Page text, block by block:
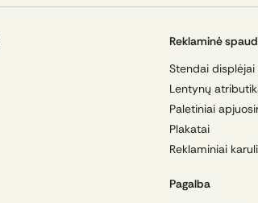
Reklaminė
Stendai
Lentynų
Paletiniai
Plakatai
Reklaminiai
Pagalba